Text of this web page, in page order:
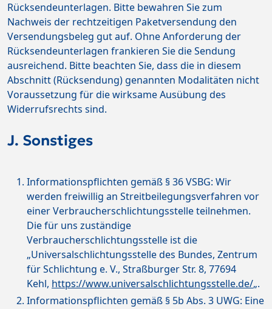
Rücksendeunterlagen. Bitte bewahren Sie zum
Nachweis der rechtzeitigen Paketversendung den
Versendungsbeleg gut auf. Ohne Anforderung der
Rücksendeunterlagen frankieren Sie die Sendung
ausreichend. Bitte beachten Sie, dass die in diesem
Abschnitt (Rücksendung) genannten Modalitäten nicht
Voraussetzung für die wirksame Ausübung des
Widerrufsrechts sind.
J. Sonstiges
Informationspflichten gemäß § 36 VSBG: Wir
werden freiwillig an Streitbeilegungsverfahren vor
einer Verbraucherschlichtungsstelle teilnehmen.
Die für uns zuständige
Verbraucherschlichtungsstelle ist die
„Universalschlichtungsstelle des Bundes, Zentrum
für Schlichtung e. V., Straßburger Str. 8, 77694
Kehl, https://www.universalschlichtungsstelle.de/„.
Informationspflichten gemäß § 5b Abs. 3 UWG: Eine